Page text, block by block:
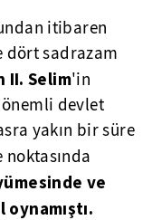
itibaren
dört sadrazam
II. Selim'in
devlet
yakın bir süre
ve